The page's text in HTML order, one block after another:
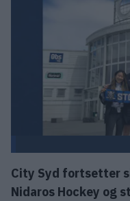
City Syd fortsetter
Nidaros Hockey og